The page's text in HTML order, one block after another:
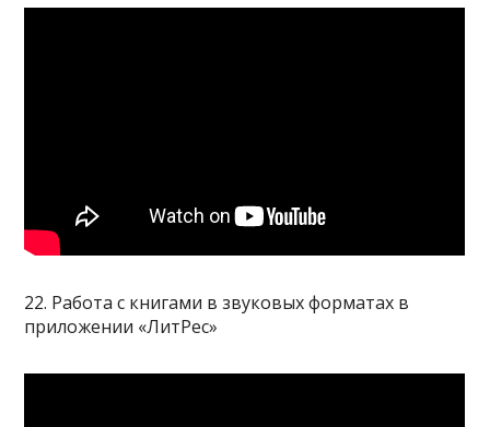
22. Работа с книгами в звуковых форматах в
приложении «ЛитРес»